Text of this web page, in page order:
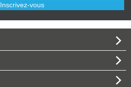
Inscrivez-vous